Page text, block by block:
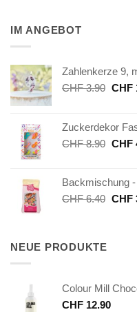
IM ANGEBOT
Zahlenkerze 9,
CHF3.90
CHF
CHF
Zuckerdekor
CHF8.90
CHF
CHF
Backmischung
CHF6.40 CHF
NEUE PRODUKTE
Colour Mill
CHF 12.90